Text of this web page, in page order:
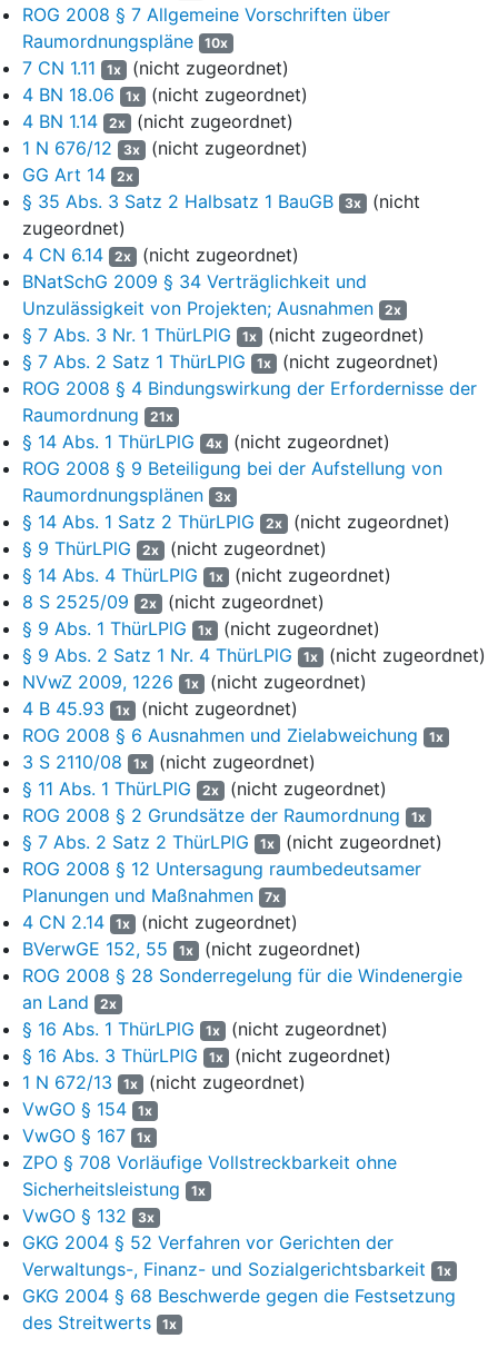
Regionalplan - und machte die allgemeinen Planungsabsichten
im Thüringer Staatsanzeiger Nr. 26/2004 vom 28. Juni 2004
bekannt.
5
Als Anlage zur Thüringer Verordnung über den
Landesentwicklungsplan vom 6. Oktober 2004, GVBl. S. 754,
veröffentlichte die Landesregierung den Landesentwicklungsplan
Thüringen - fortan LEP 2004 - . Er bestimmt als Plansatz 5.3.3
Z:
6
„In den Regionalplänen sind für den Abbau und die
langfristige Sicherung der Rohstoffversorgung Vorrang-
und Vorbehaltsgebiete ‚Rohstoffe‘ auszuweisen.“
7
Die Antragsgegnerin gab im Rahmen des
Planaufstellungsverfahrens für den Regionalplan eine
geologische Untersuchung zur Rohstoffsicherung der
Rohstoffart Gips / Anhydrit in Nordthüringen bei dem e...
Sachverständigenbüro R... in Auftrag. Wegen der Einzelheiten
wird auf den Inhalt des sog. R...-Gutachtens vom 3. September
2008 verwiesen.
8
Am 27. Juni 2012 beschloss die Antragsgegnerin
(Beschluss-Nr. 29/06/12) den Regionalplan, den das
damalige Thüringer Ministerium für Bau, Landesentwicklung und
Verkehr als Oberste Landesplanungsbehörde mit Bescheid vom
13. September 2012 genehmigte. Am 29. Oktober 2012 gab die
Antragsgegnerin die Genehmigung des Regionalplans im
Thüringer Staatsanzeiger (Nr. 44/2012) bekannt.
9
Der Regionalplan bestimmt 110 Vorranggebiete
Freiraumsicherung, die in der Raumnutzungskarte grün
dargestellt sind, darunter auch das Vorranggebiet
Freiraumsicherung FS-70 - Rüdigsdorfer Schweiz / Harzfelder
Holz / Steinberg / Eichenberg, in dem zumindest teilweise die
Bergbauflächen der Antragstellerin liegen. Die verbindlich
vorgegebenen - zeichnerisch in der Raumnutzungskarte
bestimmten - Vorranggebiete Freiraumsicherung seien für die
Erhaltung der schutzgutorientierten Freiraumfunktionen der
Naturgüter Boden, Wald, Wasser, Klima, Flora und Fauna sowie
des Landschaftsbildes vorgesehen. Andere raumbedeutsame
Nutzungen seien in diesen Gebieten ausgeschlossen, soweit
diese mit der vorrangigen Funktion nicht vereinbar seien
(Plansatz Z 4-4). In der beigefügten Begründung dazu heißt es,
die Vorranggebiete Freiraumsicherung dienten der nachhaltigen
Sicherung und Entwicklung von schutzwürdigen und
schutzbedürftigen Naturraumpotentialen. Sie seien Kernbereiche
vorhandener oder zu schaffender regionaler und überregionaler
ökologischer Verbundsysteme, insbesondere unter
Einbeziehung unzerschnittener Räume und der Natura-2000-
Gebietskulisse. Ihr multifunktionaler Charakter ergebe sich aus
den überörtlichen, regionalen und zum Teil landesweit
bedeutsamen ökologischen Funktionen. In den Vorranggebieten
Freiraumsicherung FS-56, FS-57 und FS-70 lagerten
Gipsvorräte, die für die Versorgung zukünftiger Generationen
Bedeutung haben könnten. Sie würden damit raumordnerisch
ROG 2008 § 7 Allgemeine Vorschriften über
Raumordnungspläne
10x
7 CN 1.11 1x (nicht zugeordnet)
4 BN 18.06
1x (nicht zugeordnet)
4 BN 1.14
2x (nicht zugeordnet)
1 N 676/12
3x (nicht zugeordnet)
GG Art 14
2x
§ 35 Abs. 3 Satz 2 Halbsatz 1 BauGB 3x (nicht
zugeordnet)
4 CN 6.14
2x (nicht zugeordnet)
BNatSchG 2009 § 34 Verträglichkeit und
Unzulässigkeit von Projekten; Ausnahmen
2x
§ 7 Abs. 3 Nr. 1 ThürLPlG 1x (nicht zugeordnet)
§ 7 Abs. 2 Satz 1 ThürLPlG
1x (nicht zugeordnet)
ROG 2008 § 4 Bindungswirkung der Erfordernisse der
Raumordnung
21x
§ 14 Abs. 1 ThürLPlG 4x (nicht zugeordnet)
ROG 2008 § 9 Beteiligung bei der Aufstellung von
Raumordnungsplänen
3x
§ 14 Abs. 1 Satz 2 ThürLPlG 2x (nicht zugeordnet)
§ 9 ThürLPlG
2x (nicht zugeordnet)
§ 14 Abs. 4 ThürLPlG
1x (nicht zugeordnet)
8 S 2525/09
2x (nicht zugeordnet)
§ 9 Abs. 1 ThürLPlG
1x (nicht zugeordnet)
§ 9 Abs. 2 Satz 1 Nr. 4 ThürLPlG
1x (nicht zugeordnet)
NVwZ 2009, 1226
1x (nicht zugeordnet)
4 B 45.93
1x (nicht zugeordnet)
ROG 2008 § 6 Ausnahmen und Zielabweichung
1x
3 S 2110/08 1x (nicht zugeordnet)
§ 11 Abs. 1 ThürLPlG
2x (nicht zugeordnet)
ROG 2008 § 2 Grundsätze der Raumordnung
1x
§ 7 Abs. 2 Satz 2 ThürLPlG 1x (nicht zugeordnet)
ROG 2008 § 12 Untersagung raumbedeutsamer
Planungen und Maßnahmen
7x
4 CN 2.14 1x (nicht zugeordnet)
BVerwGE 152, 55
1x (nicht zugeordnet)
ROG 2008 § 28 Sonderregelung für die Windenergie
an Land
2x
§ 16 Abs. 1 ThürLPlG 1x (nicht zugeordnet)
§ 16 Abs. 3 ThürLPlG
1x (nicht zugeordnet)
1 N 672/13
1x (nicht zugeordnet)
VwGO § 154
1x
VwGO § 167 1x
ZPO § 708 Vorläufige Vollstreckbarkeit ohne
Sicherheitsleistung
1x
VwGO § 132 3x
GKG 2004 § 52 Verfahren vor Gerichten der
Verwaltungs-, Finanz- und Sozialgerichtsbarkeit
1x
GKG 2004 § 68 Beschwerde gegen die Festsetzung
des Streitwerts
1x